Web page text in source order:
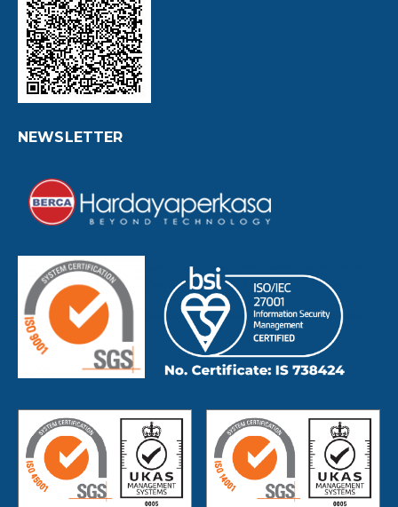
NEWSLETTER